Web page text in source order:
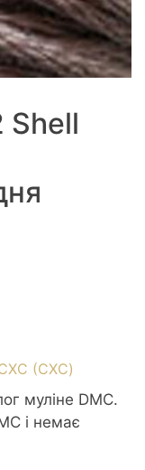
Shell
(CXC)
муліне DMC.
і немає